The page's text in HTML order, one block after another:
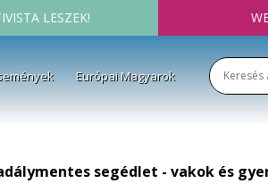
LESZEK!
Európai Magyarok
segédlet - vakok és